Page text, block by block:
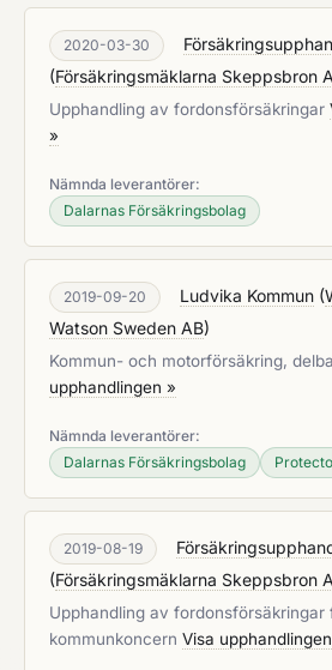
2020-03-30
(Försäkringsmäklarna Skeppsbron
Upphandling av fordonsförsäkringar
»
Nämnda leverantörer:
Dalarnas Försäkringsbolag
2019-09-20 Ludvika Kommun (
Watson Sweden AB)
Kommun- och motorförsäkring,
upphandlingen »
Nämnda leverantörer:
Dalarnas Försäkringsbolag
2019-08-19
(Försäkringsmäklarna Skeppsbron
Upphandling av fordonsförsäkringar
kommunkoncern Visa